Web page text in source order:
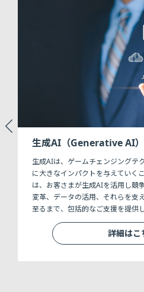
生成AI（Generative AI）
生成AIは、ゲームチェンジングテ
に大きなインパクトを与えていく
は、お客さまが生成AIを活用し競
変革、データの活用、それらを支
至るまで、包括的なご支援を提供し
詳細はこ